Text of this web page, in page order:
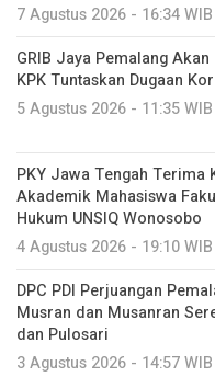
7 Agustus 2026 - 16:34 WIB
GRIB Jaya Pemalang
KPK Tuntaskan Dugaan
5 Agustus 2026 - 11:35 WIB
PKY Jawa Tengah Terima
Akademik Mahasiswa
Hukum UNSIQ Wonosobo
4 Agustus 2026 - 19:10 WIB
DPC PDI Perjuangan
Musran dan Musanran
dan Pulosari
3 Agustus 2026 - 14:57 WIB